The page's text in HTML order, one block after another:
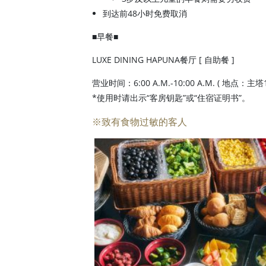
到达前48小时免费取消
■早餐■
LUXE DINING HAPUNA餐厅 [ 自助餐 ]
营业时间：6:00 A.M.-10:00 A.M. ( 地点：主塔
*使用时请出示“客房钥匙”或“住宿证明书”。
※致有食物过敏的客人